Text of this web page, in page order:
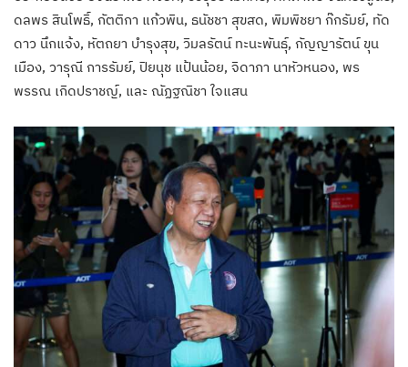
ดลพร สินโพธิ์, กัตติกา แก้วพิน, ธนัชชา สุขสด, พิมพิชยา ก๊กรัมย์, ทัด
ดาว นึกแจ้ง, หัตถยา บำรุงสุข, วิมลรัตน์ ทะนะพันธุ์, กัญญารัตน์ ขุน
เมือง, วารุณี การรัมย์, ปิยนุช แป้นน้อย, จิดาภา นาหัวหนอง, พร
พรรณ เกิดปราชญ์, และ ณัฏฐณิชา ใจแสน